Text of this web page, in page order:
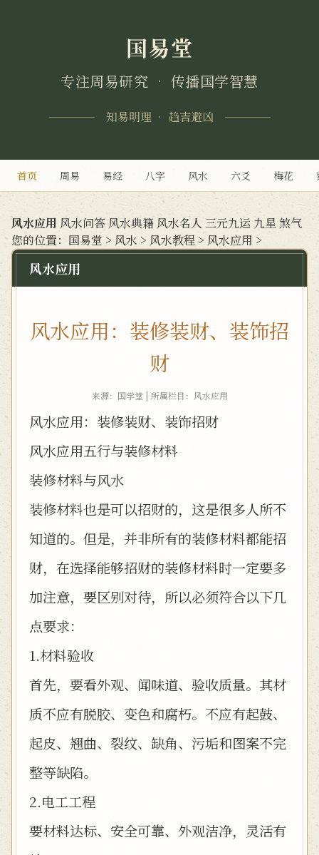
国易堂
专注周易研究 • 传播国学智慧
知易明理 • 趋吉避凶
首页 周易 易经 八字 风水 六爻 梅花
风水应用 风水问答 风水典籍 风水名人 三元九运 九星 煞气
您的位置： 国易堂 > 风水 > 风水教程 > 风水应用 >
风水应用
风水应用：装修装财、装饰招
财
来源：国学堂 | 所属栏目： 风水应用
风水应用：装修装财、装饰招财
风水应用五行与装修材料
装修材料与风水
装修材料也是可以招财的，这是很多人所不
知道的。但是，并非所有的装修材料都能招
财，在选择能够招财的装修材料时一定要多
加注意，要区别对待，所以必须符合以下几
点要求：
1.材料验收
首先，要看外观、闻味道、验收质量。其材
质不应有脱胶、变色和腐朽。不应有起鼓、
起皮、翘曲、裂纹、缺角、污垢和图案不完
整等缺陷。
2.电工工程
要材料达标、安全可靠、外观洁净，灵活有